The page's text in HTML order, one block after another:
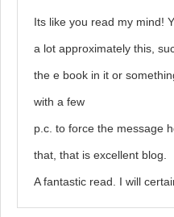
Its like you read my mind!
a lot approximately this,
the e book in it or
with a few
p.c. to force the message
that, that is excellent blog.
A fantastic read. I will